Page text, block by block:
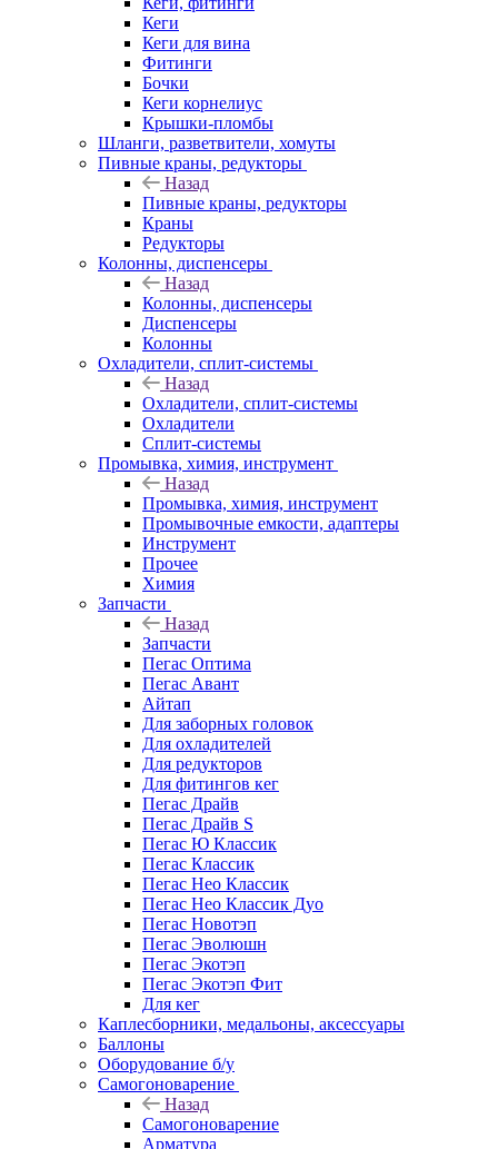
Кеги
Кеги для вина
Фитинги
Бочки
Кеги корнелиус
Крышки-пломбы
Шланги, разветвители, хомуты
Пивные краны, редукторы
Назад
Пивные краны, редукторы
Краны
Редукторы
Колонны, диспенсеры
Назад
Колонны, диспенсеры
Диспенсеры
Колонны
Охладители, сплит-системы
Назад
Охладители, сплит-системы
Охладители
Сплит-системы
Промывка, химия, инструмент
Назад
Промывка, химия, инструмент
Промывочные емкости, адаптеры
Инструмент
Прочее
Химия
Запчасти
Назад
Запчасти
Пегас Оптима
Пегас Авант
Айтап
Для заборных головок
Для охладителей
Для редукторов
Для фитингов кег
Пегас Драйв
Пегас Драйв S
Пегас Ю Классик
Пегас Классик
Пегас Нео Классик
Пегас Нео Классик Дуо
Пегас Новотэп
Пегас Эволюшн
Пегас Экотэп
Пегас Экотэп Фит
Для кег
Каплесборники, медальоны, аксессуары
Баллоны
Оборудование б/у
Самогоноварение
Назад
Самогоноварение
Арматура